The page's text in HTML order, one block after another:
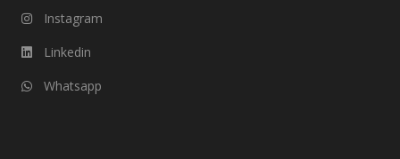
Instagram
Linkedin
Whatsapp